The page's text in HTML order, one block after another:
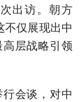
出访。朝方
不仅展现出中
层战略引领
会谈，对中